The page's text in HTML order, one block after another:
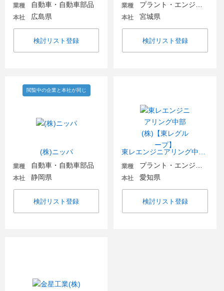
業種 自動車・自動車部品
本社 広島県
検討リスト登録
業種
本社 宮城県
検討リスト登録
(株)ニッパ
閲覧中の企業と本社が同じ
業種 自動車・自動車部品
本社 静岡県
検討リスト登録
業種
本社 愛知県
検討リスト登録